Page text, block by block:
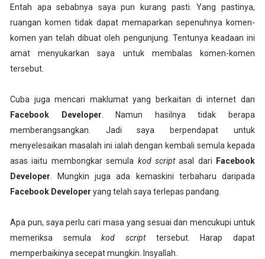
Entah apa sebabnya saya pun kurang pasti. Yang pastinya,
ruangan komen tidak dapat memaparkan sepenuhnya komen-
komen yan telah dibuat oleh pengunjung. Tentunya keadaan ini
amat menyukarkan saya untuk membalas komen-komen
tersebut.
Cuba juga mencari maklumat yang berkaitan di internet dan
Facebook Developer . Namun hasilnya tidak berapa
memberangsangkan. Jadi saya berpendapat untuk
menyelesaikan masalah ini ialah dengan kembali semula kepada
asas iaitu membongkar semula kod scriptasal dari
Facebook
Developer . Mungkin juga ada kemaskini terbaharu daripada
Facebook Developer yang telah saya terlepas pandang.
Apa pun, saya perlu cari masa yang sesuai dan mencukupi untuk
memeriksa semulakod scripttersebut. Harap dapat
memperbaikinya secepat mungkin. Insyallah.